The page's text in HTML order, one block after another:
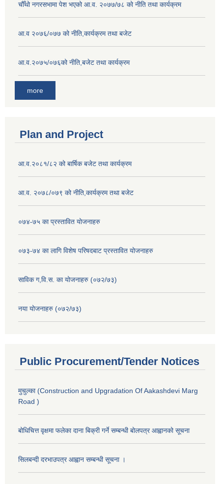
चौँथो नगरसभामा पेश भएको आ.व. २०७७/७८ को नीति तथा कार्यक्रम
आ.व २०७६/०७७ को नीति,कार्यक्रम तथा बजेट
आ.व.२०७५/०७६को नीति,बजेट तथा कार्यक्रम
more
Plan and Project
आ.व.२०८१/८२ को बार्षिक बजेट तथा कार्यक्रम
आ.व. २०७८/०७९ को नीति,कार्यक्रम तथा बजेट
०७४-७५ का प्रस्तावित योजनाहरु
०७३-७४ का लागि विशेष परिषदबाट प्रस्तावित योजनाहरु
साविक ग,वि.स. का योजनाहरु (०७२/७३)
नया योजनाहरु (०७२/७३)
Public Procurement/Tender Notices
मुचुल्का (Construction and Upgradation Of Aakashdevi Marg
Road )
बोधिचित्त वृक्षमा फलेका दाना बिक्री गर्ने सम्बन्धी बोलपत्र आह्वानको सूचना
सिलबन्दी दरभाउपत्र आह्वान सम्बन्धी सूचना ।